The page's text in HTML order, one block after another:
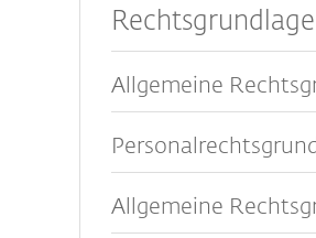
Allgemeine
Allgemeine